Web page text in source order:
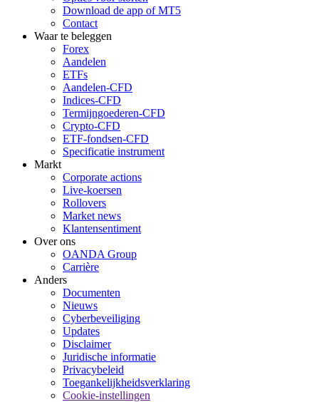
Download de app of MT5
Contact
Waar te beleggen
Forex
Aandelen
ETFs
Aandelen-CFD
Indices-CFD
Termijngoederen-CFD
Crypto-CFD
ETF-fondsen-CFD
Specificatie instrument
Markt
Corporate actions
Live-koersen
Rollovers
Market news
Klantensentiment
Over ons
OANDA Group
Carrière
Anders
Documenten
Nieuws
Cyberbeveiliging
Updates
Disclaimer
Juridische informatie
Privacybeleid
Toegankelijkheidsverklaring
Cookie-instellingen